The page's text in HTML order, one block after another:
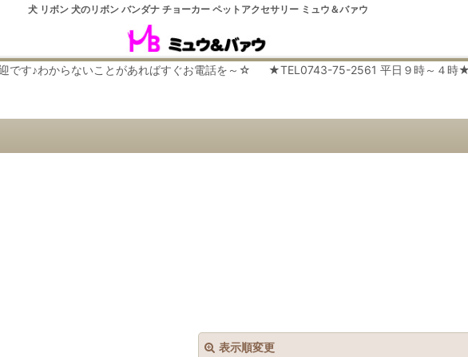
犬 リボン 犬のリボン バンダナ チョーカー ペットアクセサリー ミュウ＆バァウ
迎です♪わからないことがあればすぐお電話を～☆ ★TEL0743-75-2561 平日９時～４
表示順変更